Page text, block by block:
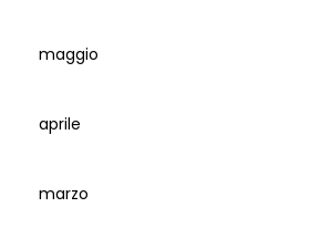
maggio
aprile
marzo